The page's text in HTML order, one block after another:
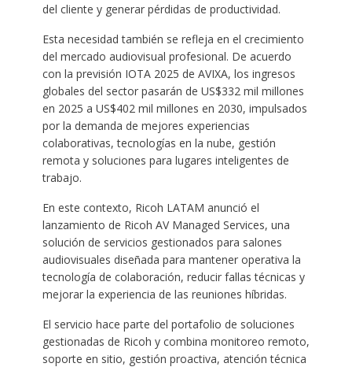
del cliente y generar pérdidas de productividad.
Esta necesidad también se refleja en el crecimiento
del mercado audiovisual profesional. De acuerdo
con la previsión IOTA 2025 de AVIXA, los ingresos
globales del sector pasarán de US$332 mil millones
en 2025 a US$402 mil millones en 2030, impulsados
por la demanda de mejores experiencias
colaborativas, tecnologías en la nube, gestión
remota y soluciones para lugares inteligentes de
trabajo.
En este contexto, Ricoh LATAM anunció el
lanzamiento de Ricoh AV Managed Services, una
solución de servicios gestionados para salones
audiovisuales diseñada para mantener operativa la
tecnología de colaboración, reducir fallas técnicas y
mejorar la experiencia de las reuniones híbridas.
El servicio hace parte del portafolio de soluciones
gestionadas de Ricoh y combina monitoreo remoto,
soporte en sitio, gestión proactiva, atención técnica